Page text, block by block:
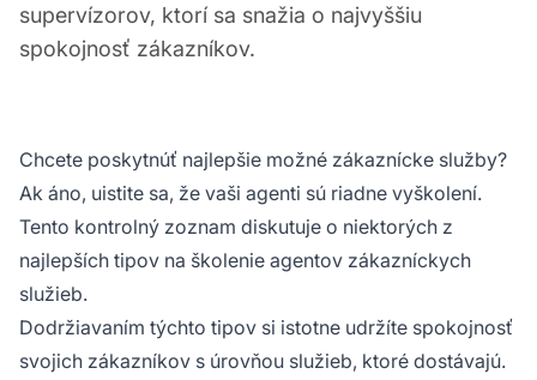
supervízorov, ktorí sa snažia o najvyššiu
spokojnosť zákazníkov.
Chcete poskytnúť najlepšie možné zákaznícke služby?
Ak áno, uistite sa, že vaši agenti sú riadne vyškolení.
Tento kontrolný zoznam diskutuje o niektorých z
najlepších tipov na školenie agentov zákazníckych
služieb.
Dodržiavaním týchto tipov si istotne udržíte spokojnosť
svojich zákazníkov s úrovňou služieb, ktoré dostávajú.